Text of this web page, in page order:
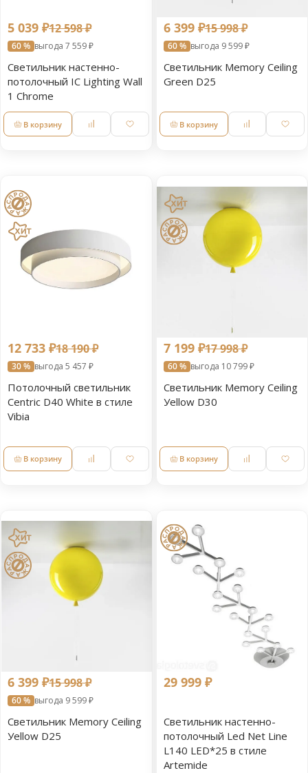
5 039 ₽12 598 ₽
60 % выгода 7 559 ₽
Светильник настенно-
потолочный IC Lighting Wall
1 Chrome
В корзину
6 399 ₽15 998 ₽
60 % выгода 9 599 ₽
Светильник Memory Ceiling
Green D25
В корзину
12 733 ₽18 190 ₽
30 % выгода 5 457 ₽
Потолочный светильник
Centric D40 White в стиле
Vibia
В корзину
7 199 ₽17 998 ₽
60 % выгода 10 799 ₽
Светильник Memory Ceiling
Уellow D30
В корзину
6 399 ₽15 998 ₽
60 % выгода 9 599 ₽
Светильник Memory Ceiling
Уellow D25
29 999 ₽
Светильник настенно-
потолочный Led Net Line
L140 LED*25 в стиле
Artemide